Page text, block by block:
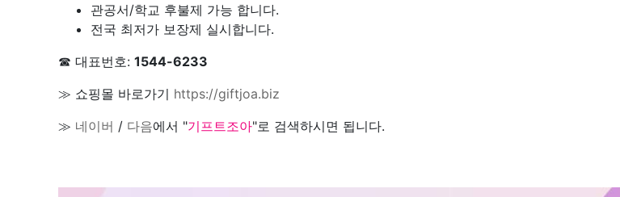
관공서/학교 후불제 가능 합니다.
전국 최저가 보장제 실시합니다.
☎ 대표번호: 1544-6233
≫ 쇼핑몰 바로가기 https://giftjoa.biz
≫ 네이버 / 다음에서 "기프트조아"로 검색하시면 됩니다.